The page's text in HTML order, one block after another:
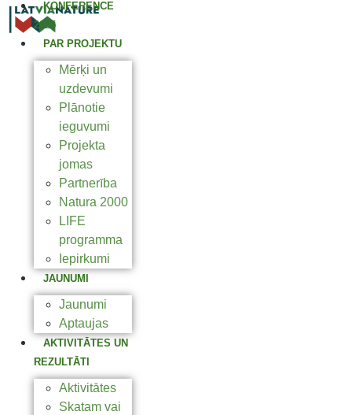
KONFERENCE
2025
PAR PROJEKTU
Mērķi un
uzdevumi
Plānotie
ieguvumi
Projekta
jomas
Partnerība
Natura 2000
LIFE
programma
Iepirkumi
JAUNUMI
Jaunumi
Aptaujas
AKTIVITĀTES UN
REZULTĀTI
Aktivitātes
Skatam vai